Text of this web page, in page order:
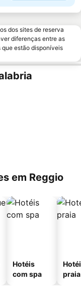
dos sites de reserva
diferenças entre as
estão disponíveis
em Reggio
Hotéis
com spa
praia